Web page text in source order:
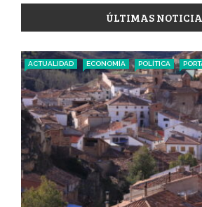
ÚLTIMAS
ACTUALIDAD ECONOMÍA POLÍTICA